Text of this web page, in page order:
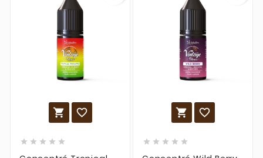
 
    
 
    